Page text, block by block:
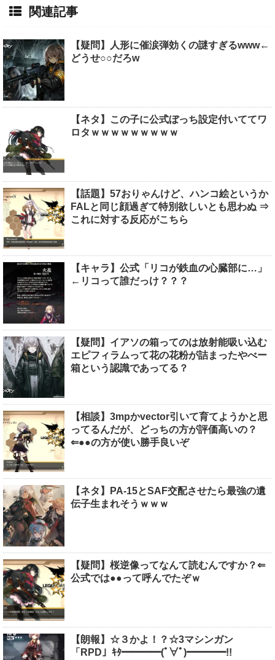
関連記事
【疑問】人形に催涙弾効くの謎すぎるwww←
どうせ○○だろw
【ネタ】この子に公式ぼっち設定付いててワ
ロタｗｗｗｗｗｗｗｗｗ
【話題】57おりゃんけど、ハンコ絵というか
FALと同じ顔過ぎて特別欲しいとも思わぬ ⇒
これに対する反応がこちら
【キャラ】公式「リコが鉄血の心臓部に…」
←リコって誰だっけ？？？
【疑問】イアソの箱ってのは放射能吸い込む
エピフィラムって花の花粉が詰まったやべー
箱という認識であってる？
【相談】3mpかvector引いて育てようかと思
ってるんだが、どっちの方が評価高いの？
⇐●●の方が使い勝手良いぞ
【ネタ】PA-15とSAF交配させたら最強の遺
伝子生まれそうｗｗｗ
【疑問】桜逆像ってなんて読むんですか？⇐
公式では●●って呼んでたぞｗ
【朗報】☆３かよ！？☆3マシンガン
「RPD」ｷﾀ━━━━(ﾟ∀ﾟ)━━━━!!